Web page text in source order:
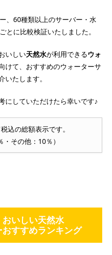
、60種類以上のサーバー・水
とに比較検証いたしました。
いしい天然水が利用できるウォ
けて、おすすめのウォーターサ
いたします。
にしていただけたら幸いです♪
込の総額表示です。
・その他：10％）
いしい天然水
すすめランキング